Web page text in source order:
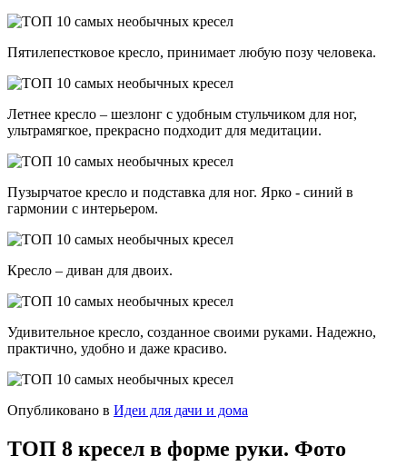
Пятилепестковое кресло, принимает любую позу человека.
Летнее кресло – шезлонг с удобным стульчиком для ног,
ультрамягкое, прекрасно подходит для медитации.
Пузырчатое кресло и подставка для ног. Ярко - синий в
гармонии с интерьером.
Кресло – диван для двоих.
Удивительное кресло, созданное своими руками. Надежно,
практично, удобно и даже красиво.
Опубликовано в Идеи для дачи и дома
ТОП 8 кресел в форме руки. Фото